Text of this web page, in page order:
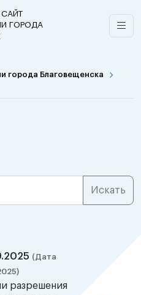
ГОРОДА
города Благовещенска
(Дата
разрешения